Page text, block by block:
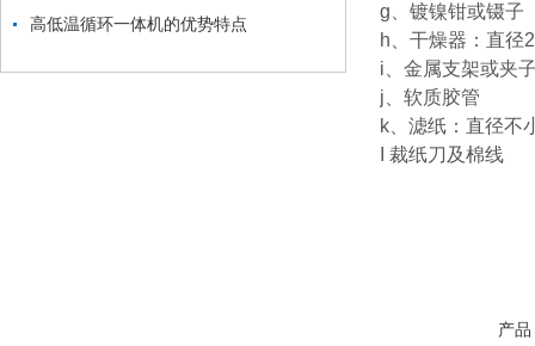
高低温循环一体机的优势特点
g、镀镍钳或镊子
h、干燥器：直径
i、金属支架或夹
j、软质胶管
k、滤纸：直径不
I 裁纸刀及棉线
产品